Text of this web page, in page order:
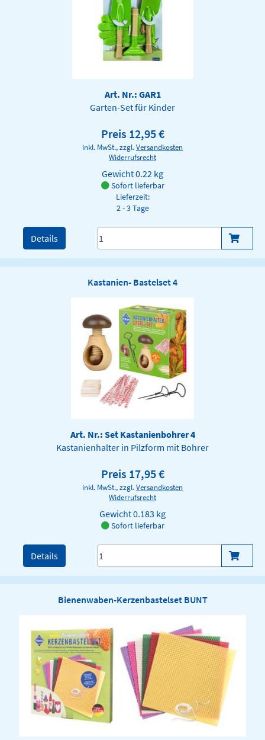
Art. Nr.: GAR1
Garten-Set für Kinder
Preis 12,95 €
inkl. MwSt., zzgl.Versandkosten
Widerrufsrecht
Gewicht0.22 kg
Sofort lieferbar
Lieferzeit:
2 - 3 Tage
Details
Kastanien- Bastelset 4
Art. Nr.: Set Kastanienbohrer 4
Kastanienhalter in Pilzform mit Bohrer
Preis 17,95 €
inkl. MwSt., zzgl.Versandkosten
Widerrufsrecht
Gewicht0.183 kg
Sofort lieferbar
Details
Bienenwaben-Kerzenbastelset BUNT